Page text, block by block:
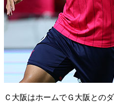
Ｃ大阪はホームでＧ大阪との